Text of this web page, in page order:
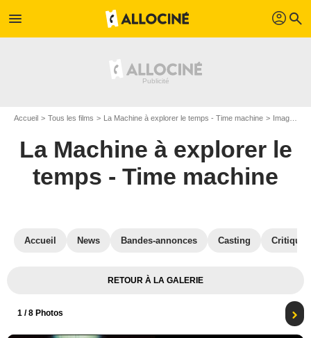
menu profil search
Accueil Tous les films La Machine à explorer le temps - Time machine Images du film La Machine à explorer le temps - Time machine
La Machine à explorer le
temps - Time machine
Accueil News Bandes-annonces Casting
RETOUR À LA GALERIE
1 / 8 Photos